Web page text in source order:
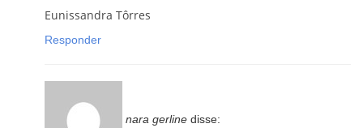
Eunissandra Tôrres
Responder
nara gerline disse: